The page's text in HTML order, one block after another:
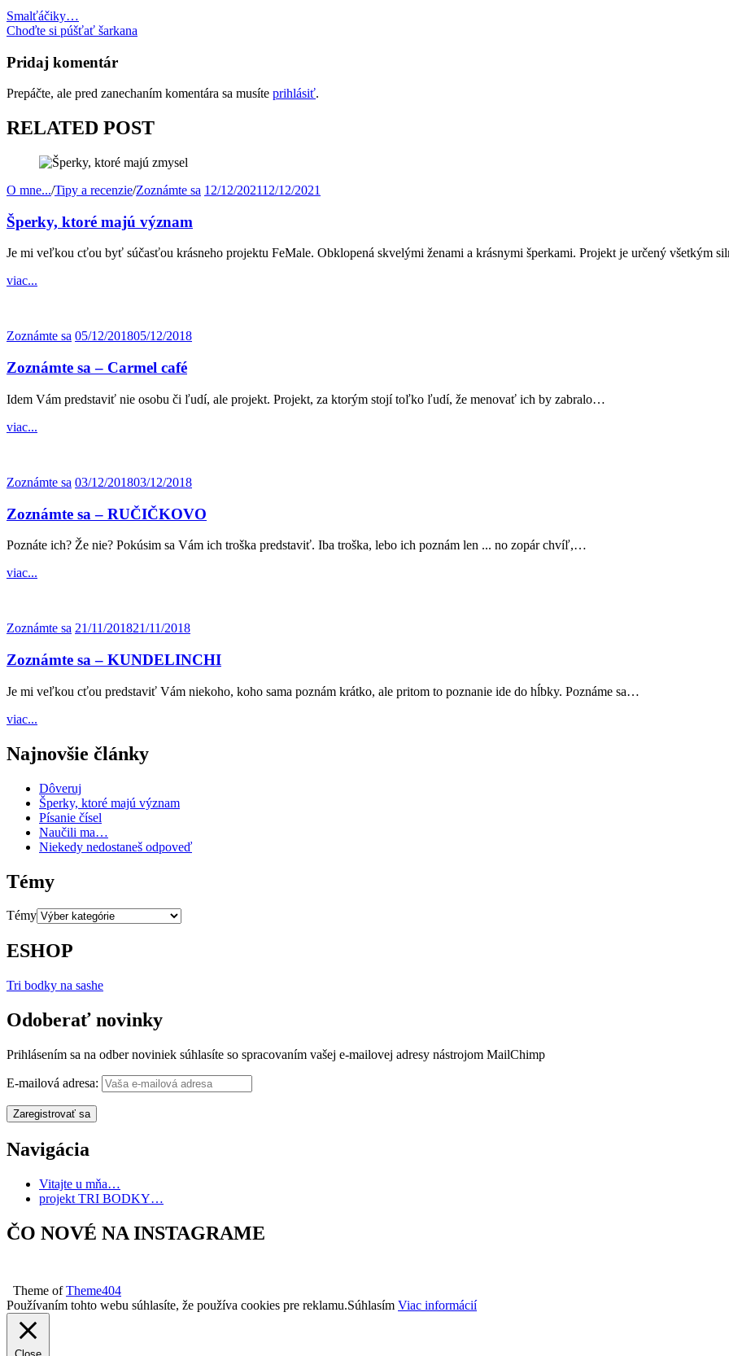
Smalťáčiky…
Choďte si púšťať šarkana
Pridaj komentár
Prepáčte, ale pred zanechaním komentára sa musíte prihlásiť.
RELATED POST
O mne.../Tipy a recenzie/Zoznámte sa 12/12/202112/12/2021
Šperky, ktoré majú význam
Je mi veľkou cťou byť súčasťou krásneho projektu FeMale. Obklopená skvelými ženami a krásnymi šperkami. Projekt je určený všetkým
viac...
Zoznámte sa 05/12/201805/12/2018
Zoznámte sa – Carmel café
Idem Vám predstaviť nie osobu či ľudí, ale projekt. Projekt, za ktorým stojí toľko ľudí, že menovať ich by zabralo…
viac...
Zoznámte sa 03/12/201803/12/2018
Zoznámte sa – RUČIČKOVO
Poznáte ich? Že nie? Pokúsim sa Vám ich troška predstaviť. Iba troška, lebo ich poznám len ... no zopár chvíľ,…
viac...
Zoznámte sa 21/11/201821/11/2018
Zoznámte sa – KUNDELINCHI
Je mi veľkou cťou predstaviť Vám niekoho, koho sama poznám krátko, ale pritom to poznanie ide do hĺbky. Poznáme sa…
viac...
Najnovšie články
Dôveruj
Šperky, ktoré majú význam
Písanie čísel
Naučili ma…
Niekedy nedostaneš odpoveď
Témy
Témy
ESHOP
Tri bodky na sashe
Odoberať novinky
Prihlásením sa na odber noviniek súhlasíte so spracovaním vašej e-mailovej adresy nástrojom MailChimp
E-mailová adresa:
Navigácia
Vitajte u mňa…
projekt TRI BODKY…
ČO NOVÉ NA INSTAGRAME
Theme ofTheme404
Používaním tohto webu súhlasíte, že používa cookies pre reklamu.Súhlasím Viac informácií